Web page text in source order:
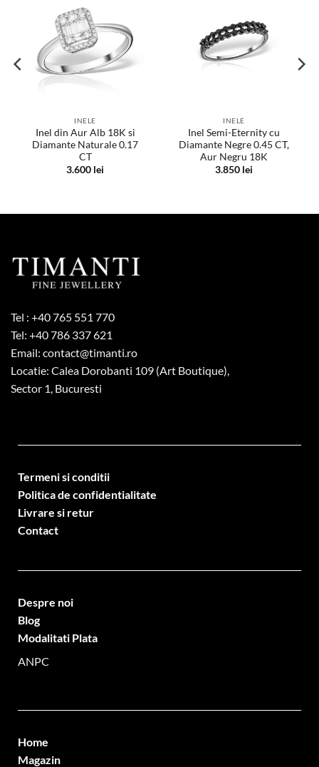
INELE
Inel din Aur Alb 18K si
Diamante Naturale 0.17
CT
3.600 lei
INELE
Inel Semi-Eternity cu
Diamante Negre 0.45 CT,
Aur Negru 18K
3.850 lei
Tel : +40 765 551 770
Tel: +40 786 337 621
Email: contact@timanti.ro
Locatie: Calea Dorobanti 109 (Art Boutique),
Sector 1, Bucuresti
Termeni si conditii
Politica de confidentialitate
Livrare si retur
Contact
Despre noi
Blog
Modalitati Plata
ANPC
Home
Magazin